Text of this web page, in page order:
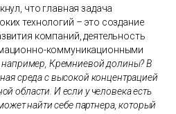
что главная задача
технологий – это создание
компаний, деятельность
коммуникационными
например, Кремниевой долины? В
среда с высокой концентрацией
области. И если у человека есть
найти себе партнера, который